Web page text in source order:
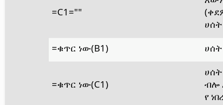
=C1=""
ሀሰት
=ቁጥር ነው(B1)
ሀሰት
=ቁጥር ነው(C1)
ብሎ
የ